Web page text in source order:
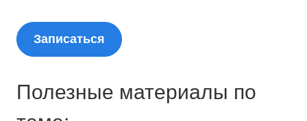
Полезные материалы по